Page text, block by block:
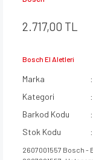
2.717,00 TL
Bosch El Aletleri
Marka
Kategori
Barkod Kodu
Stok Kodu
2607001557 Bosch -